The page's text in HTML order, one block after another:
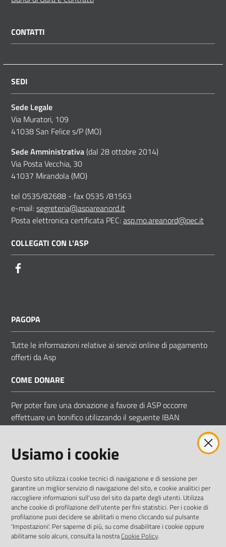
CONTATTI
SEDI
Sede Legale
Via Muratori, 109
41038 San Felice s/P (MO)
Sede Amministrativa (dal 28 ottobre 2014)
Via Posta Vecchia, 30
41037 Mirandola (MO)
tel 0535/82688 - fax 0535 /81563
e-mail:segreteria@aspareanord.it
Posta elettronica certificata PEC:asp.mo.areanord@pec.it
COLLEGATI CON L'ASP
PAGOPA
Tutte le informazioni relative ai servizi online di pagamento
offerti da Asp
COME DONARE
Per poter fare una donazione a favore di ASP occorre
effettuare un bonifico utilizzando il seguente IBAN
Intestato ad ASP COMUNI MODENESI AREA NORD
Vai alla pagina
Obiettivi di accessibilità
Usiamo i cookie
Questo sito utilizza i cookie tecnici di navigazione e di sessione per
garantire un miglior servizio di navigazione del sito, e cookie analitici per
raccogliere informazioni sull'uso del sito da parte degli utenti. Utilizza
anche cookie di profilazione dell'utente per fini statistici. Per i cookie di
profilazione puoi decidere se abilitarli o meno cliccando sul pulsante
'Impostazioni'. Per saperne di più, su come disabilitare i cookie oppure
abilitarne solo alcuni, consulta la nostraCookie Policy.